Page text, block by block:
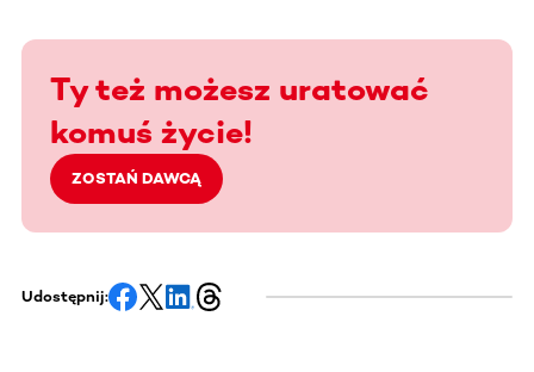
Ty też możesz uratować
komuś życie!
ZOSTAŃ DAWCĄ
Udostępnij: